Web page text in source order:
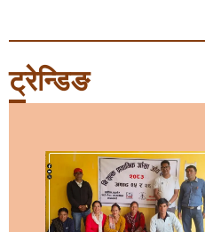
ट्रेन्डिङ